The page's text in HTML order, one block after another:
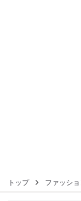
トップ ファッシ